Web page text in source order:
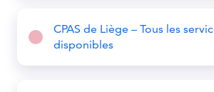
CPAS de Liège – Tous les
disponibles